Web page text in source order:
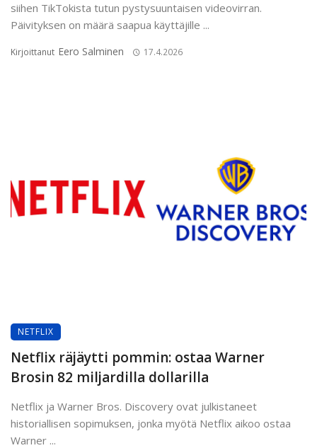
siihen TikTokista tutun pystysuuntaisen videovirran.
Päivityksen on määrä saapua käyttäjille ...
Kirjoittanut Eero Salminen 17.4.2026
NETFLIX
Netflix räjäytti pommin: ostaa Warner
Brosin 82 miljardilla dollarilla
Netflix ja Warner Bros. Discovery ovat julkistaneet
historiallisen sopimuksen, jonka myötä Netflix aikoo ostaa
Warner ...